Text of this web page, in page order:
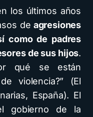
los últimos años
de agresiones
como de padres
de sus hijos.
qué se están
violencia?” (El
España). El
gobierno de la